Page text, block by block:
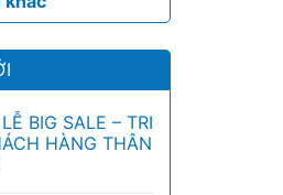
BIG SALE – TRI
HÀNG THÂN